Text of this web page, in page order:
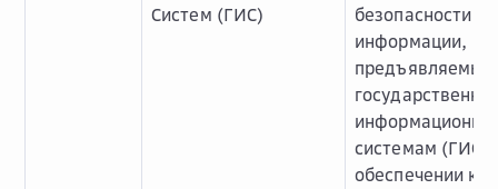
Систем (ГИС)
безопасности
информации,
системам (ГИС)
обеспечении